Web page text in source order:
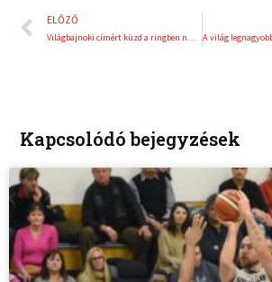
Előző
ELŐZŐ
Világbajnoki címért küzd a ringben női kick-box klasszisunk
Kapcsolódó bejegyzések